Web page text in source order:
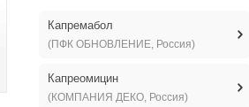
Капремабол
(ПФК ОБНОВЛЕНИЕ, Россия)
Капреомицин
(КОМПАНИЯ ДЕКО, Россия)